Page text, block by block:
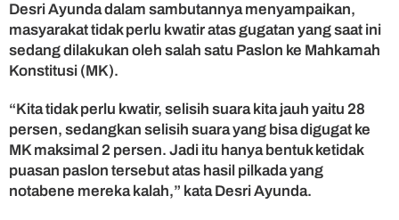
K
o
t
d
a
n
g
Desri Ayunda dalam sambutannya menyampaikan,
masyarakat tidak perlu kwatir atas gugatan yang saat ini
sedang dilakukan oleh salah satu Paslon ke Mahkamah
Konstitusi (MK).
“Kita tidak perlu kwatir, selisih suara kita jauh yaitu 28
persen, sedangkan selisih suara yang bisa digugat ke
MK maksimal 2 persen. Jadi itu hanya bentuk ketidak
puasan paslon tersebut atas hasil pilkada yang
notabene mereka kalah,” kata Desri Ayunda.